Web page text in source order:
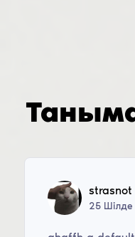
strasnot
25 Шілде